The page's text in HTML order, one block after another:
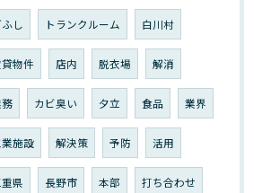
し トランクルーム 白川村
物件 店内 脱衣場 解消
カビ臭い 夕立 食品 業界
業施設 解決策 予防 活用
県 長野市 本部 打ち合わせ